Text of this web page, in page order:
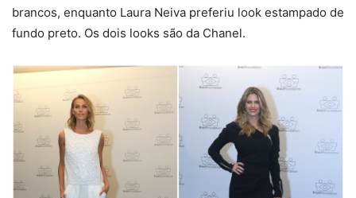
brancos, enquanto Laura Neiva preferiu look estampado de
fundo preto. Os dois looks são da Chanel.